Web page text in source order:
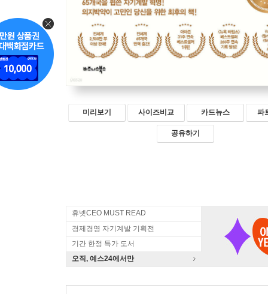
미리보기 사이즈비교 카드뉴스 파
공유하기
휴넷CEO MUST READ
경제경영 자기계발 기획전
기간 한정 특가 도서
오직, 예스24에서만